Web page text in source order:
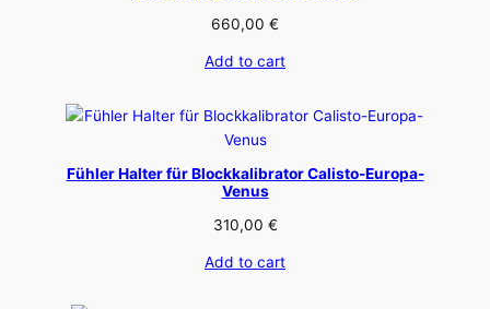
660,00 €
Add to cart
Fühler Halter für Blockkalibrator Calisto-Europa-
Venus
310,00 €
Add to cart